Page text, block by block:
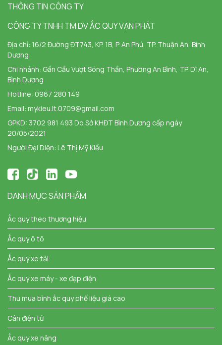
THÔNG TIN CÔNG TY
CÔNG TY TNHH TM DV ẮC QUY VẠN PHÁT
Địa chỉ: 16/2 Đường ĐT743, KP. 1B, P. An Phú, TP. Thuận An, Bình
Dương
Chi nhánh: Gần Cầu Vượt Sóng Thần, Phường An Bình, TP. Dĩ An,
Bình Dương
Hotline: 0967 280 149
Email: mykieu.lt.0709@gmail.com
GPKD: 3702 981 493 Do Sở KHĐT Bình Dương cấp ngày
20/05/2021
Người Đại Diện: Lê Thị Mỹ Kiều
DANH MỤC SẢN PHẨM
Ắc quy theo thương hiệu
Ắc quy ô tô
Ắc quy xe tải
Ắc quy xe máy - xe đạp điện
Thu mua bình ắc quy phế liệu giá cao
Cân điện tử
Ắc quy xe nâng